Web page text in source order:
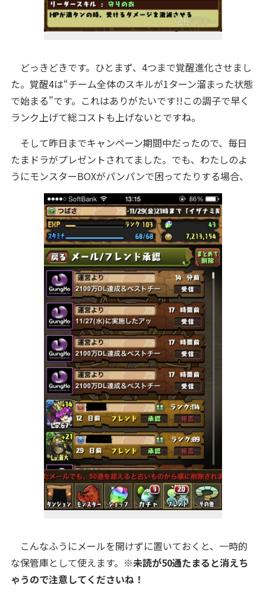
どっきどきです。ひとまず、4つまで覚醒進化させまし
た。覚醒4は“チーム全体のスキルが1ターン溜まった状態
で始まる”です。これはありがたいです!!この調子で早く
ランク上げて総コストも上げないとですね。
そして昨日までキャンペーン期間中だったので、毎日
たまドラがプレゼントされてました。でも、わたしのよ
うにモンスターBOXがパンパンで困ってたりする場合、
こんなふうにメールを開けずに置いておくと、一時的
な保管庫として使えます。 ※未読が50通たまると消えち
ゃうので注意してくださいね！